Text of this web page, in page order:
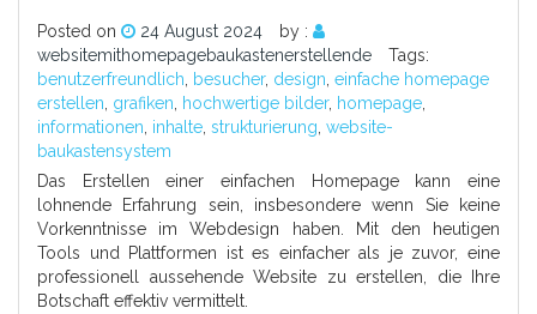
Posted on 24 August 2024
by :
websitemithomepagebaukastenerstellende
Tags:
benutzerfreundlich besucher, design einfache homepage
erstellen grafiken hochwertige bilder, homepage
informationen inhalte strukturierung website-
baukastensystem
Das Erstellen einer einfachen Homepage kann eine
lohnende Erfahrung sein, insbesondere wenn Sie keine
Vorkenntnisse im Webdesign haben. Mit den heutigen
Tools und Plattformen ist es einfacher als je zuvor, eine
professionell aussehende Website zu erstellen, die Ihre
Botschaft effektiv vermittelt.